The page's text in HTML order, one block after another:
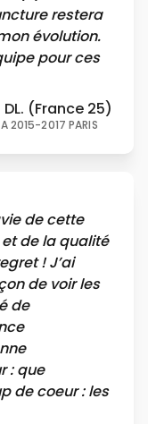
restera
évolution.
pour ces
DL. (France 25)
2015-2017 PARIS
de cette
de la qualité
! J’ai
de voir les
de
: que
de coeur : les